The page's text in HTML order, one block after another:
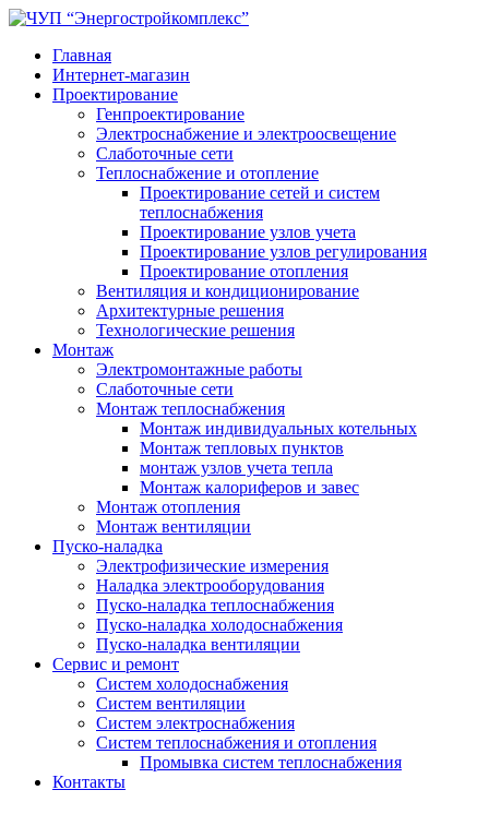
Главная
Интернет-магазин
Проектирование
Генпроектирование
Электроснабжение и электроосвещение
Слаботочные сети
Теплоснабжение и отопление
Проектирование сетей и систем
теплоснабжения
Проектирование узлов учета
Проектирование узлов регулирования
Проектирование отопления
Вентиляция и кондиционирование
Архитектурные решения
Технологические решения
Монтаж
Электромонтажные работы
Слаботочные сети
Монтаж теплоснабжения
Монтаж индивидуальных котельных
Монтаж тепловых пунктов
монтаж узлов учета тепла
Монтаж калориферов и завес
Монтаж отопления
Монтаж вентиляции
Пуско-наладка
Электрофизические измерения
Наладка электрооборудования
Пуско-наладка теплоснабжения
Пуско-наладка холодоснабжения
Пуско-наладка вентиляции
Сервис и ремонт
Систем холодоснабжения
Систем вентиляции
Систем электроснабжения
Систем теплоснабжения и отопления
Промывка систем теплоснабжения
Контакты